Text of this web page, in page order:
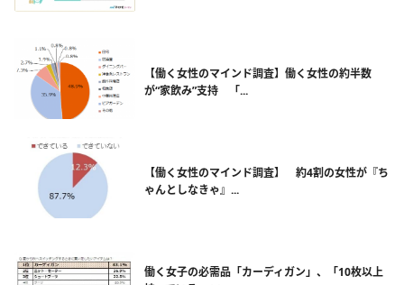
【働く女性のマインド調査】働く女性の約半数
が“家飲み”支持 「...
【働く女性のマインド調査】 約4割の女性が『ち
ゃんとしなきゃ』...
働く女子の必需品「カーディガン」、「10枚以上